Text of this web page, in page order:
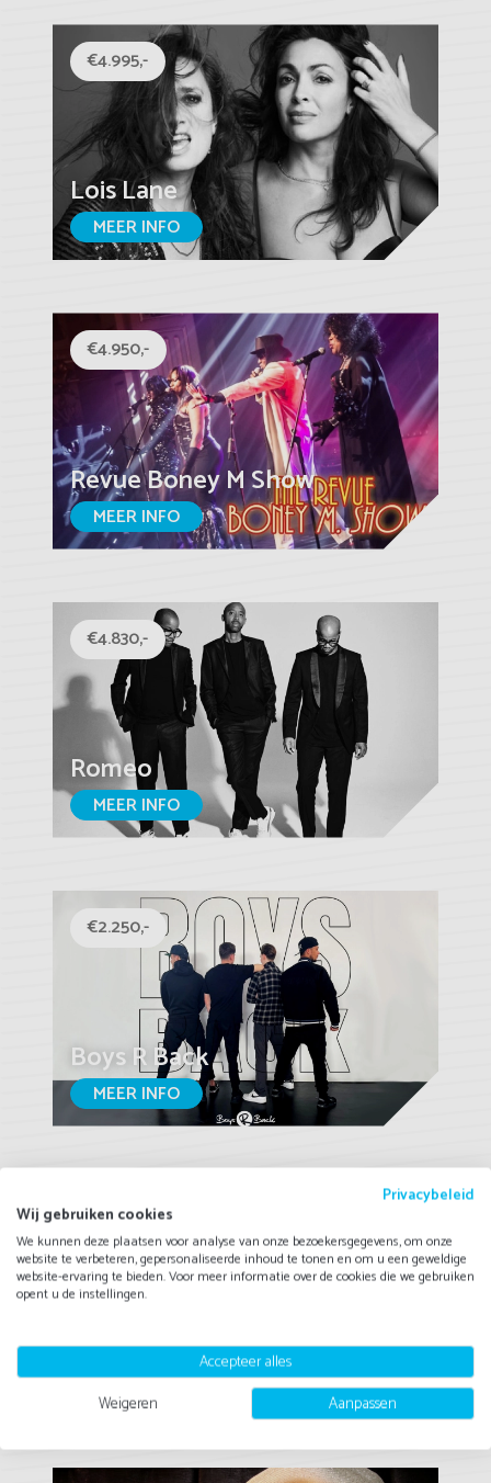
€4.995,-
Lois Lane
MEER INFO
€4.950,-
Revue Boney M Show
MEER INFO
€4.830,-
Romeo
MEER INFO
€2.250,-
Boys R Back
MEER INFO
€4.150,-
Desray
MEER INFO
Privacybeleid
Wij gebruiken cookies
We kunnen deze plaatsen voor analyse van onze bezoekersgegevens, om onze
website te verbeteren, gepersonaliseerde inhoud te tonen en om u een geweldige
website-ervaring te bieden. Voor meer informatie over de cookies die we gebruiken
opent u de instellingen.
Accepteer alles
Weigeren
Aanpassen